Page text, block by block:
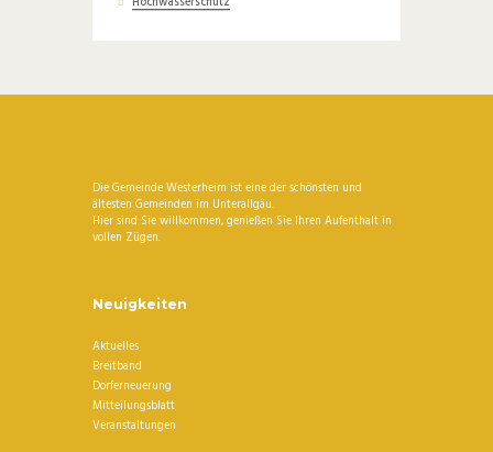
Die Gemeinde Westerheim ist eine der schönsten und
ältesten Gemeinden im Unterallgäu.
Hier sind Sie willkommen, genießen Sie Ihren Aufenthalt in
vollen Zügen.
Neuigkeiten
Aktuelles
Breitband
Dorferneuerung
Mitteilungsblatt
Veranstaltungen